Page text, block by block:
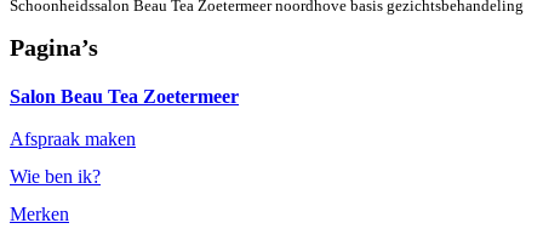
Schoonheidssalon Beau Tea Zoetermeer noordhove basis gezichtsbehandeling
Pagina’s
Salon Beau Tea Zoetermeer
Afspraak maken
Wie ben ik?
Merken